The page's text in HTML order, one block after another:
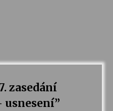
zasedání
usnesení”